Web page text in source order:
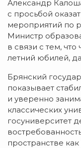
Александр
с просьбой
мероприятий по
Министр
в связи с тем, что
летний юбилей,
Брянский
показывает
и уверенно
классических
госуниверситет
пространстве